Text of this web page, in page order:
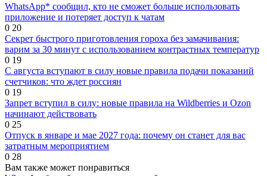
WhatsApp* сообщил, кто не сможет больше использовать
приложение и потеряет доступ к чатам
0 20
Секрет быстрого приготовления гороха без замачивания:
варим за 30 минут с использованием контрастных температур
0 19
С августа вступают в силу новые правила подачи показаний
счетчиков: что ждет россиян
0 19
Запрет вступил в силу: новые правила на Wildberries и Ozon
начинают действовать
0 25
Отпуск в январе и мае 2027 года: почему он станет для вас
затратным мероприятием
0 28
Вам также может понравиться